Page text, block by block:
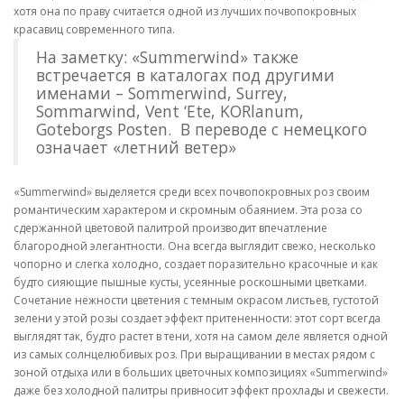
хотя она по праву считается одной из лучших почвопокровных
красавиц современного типа.
На заметку: «Summerwind» также
встречается в каталогах под другими
именами – Sommerwind, Surrey,
Sommarwind, Vent ‘Ete, KORlanum,
Goteborgs Posten. В переводе с немецкого
означает «летний ветер»
«Summerwind» выделяется среди всех почвопокровных роз своим
романтическим характером и скромным обаянием. Эта роза со
сдержанной цветовой палитрой производит впечатление
благородной элегантности. Она всегда выглядит свежо, несколько
чопорно и слегка холодно, создает поразительно красочные и как
будто сияющие пышные кусты, усеянные роскошными цветками.
Сочетание нежности цветения с темным окрасом листьев, густотой
зелени у этой розы создает эффект притененности: этот сорт всегда
выглядят так, будто растет в тени, хотя на самом деле является одной
из самых солнцелюбивых роз. При выращивании в местах рядом с
зоной отдыха или в больших цветочных композициях «Summerwind»
даже без холодной палитры привносит эффект прохлады и свежести.